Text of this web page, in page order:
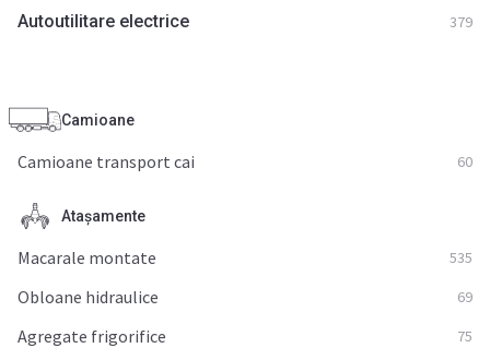
Autoutilitare electrice 379
Camioane
Camioane transport cai 60
Ataşamente
Macarale montate 535
Obloane hidraulice 69
Agregate frigorifice 75